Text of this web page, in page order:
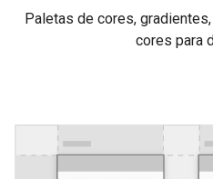
Paletas de cores,
cores para